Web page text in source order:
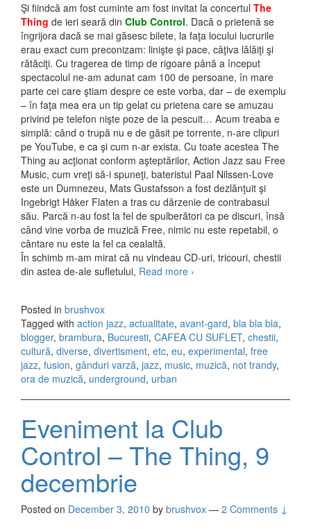
Şi fiindcă am fost cuminte am fost invitat la concertul The
Thing de ieri seară din Club Control. Dacă o prietenă se
îngrijora dacă se mai găsesc bilete, la faţa locului lucrurile
erau exact cum preconizam: linişte şi pace, câţiva lălăiţi şi
rătăciţi. Cu tragerea de timp de rigoare până a început
spectacolul ne-am adunat cam 100 de persoane, în mare
parte cei care ştiam despre ce este vorba, dar – de exemplu
– în faţa mea era un tip gelat cu prietena care se amuzau
privind pe telefon nişte poze de la pescuit… Acum treaba e
simplă: când o trupă nu e de găsit pe torrente, n-are clipuri
pe YouTube, e ca şi cum n-ar exista. Cu toate acestea The
Thing au acţionat conform aşteptărilor, Action Jazz sau Free
Music, cum vreţi să-i spuneţi, bateristul Paal Nilssen-Love
este un Dumnezeu, Mats Gustafsson a fost dezlănţuit şi
Ingebrigt Håker Flaten a tras cu dârzenie de contrabasul
său. Parcă n-au fost la fel de spulberători ca pe discuri, însă
când vine vorba de muzică Free, nimic nu este repetabil, o
cântare nu este la fel ca cealaltă.
În schimb m-am mirat că nu vindeau CD-uri, tricouri, chestii
din astea de-ale sufletului, Read more The Thing, chestii, Lulu
›
Posted in brushvox
Tagged with action jazz, actualitate, avant-gard, bla bla bla,
blogger, brambura, Bucuresti, CAFEA CU SUFLET, chestii,
cultură, diverse, divertisment, etc, eu, experimental, free
jazz, fusion, gânduri varză, jazz, music, muzică, not trandy,
ora de muzică, underground, urban
Eveniment la Club
Control – The Thing, 9
decembrie
Posted on December 3, 2010 by brushvox — 2 Comments ↓